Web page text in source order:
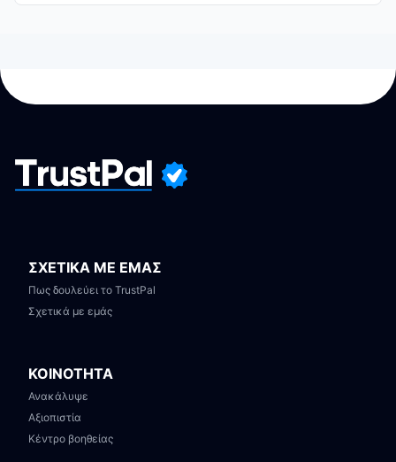
ΣΧΕΤΙΚΑ ΜΕ ΕΜΑΣ
Πως δουλεύει το TrustPal
Σχετικά με εμάς
ΚΟΙΝΟΤΗΤΑ
Ανακάλυψε
Αξιοπιστία
Κέντρο βοηθείας